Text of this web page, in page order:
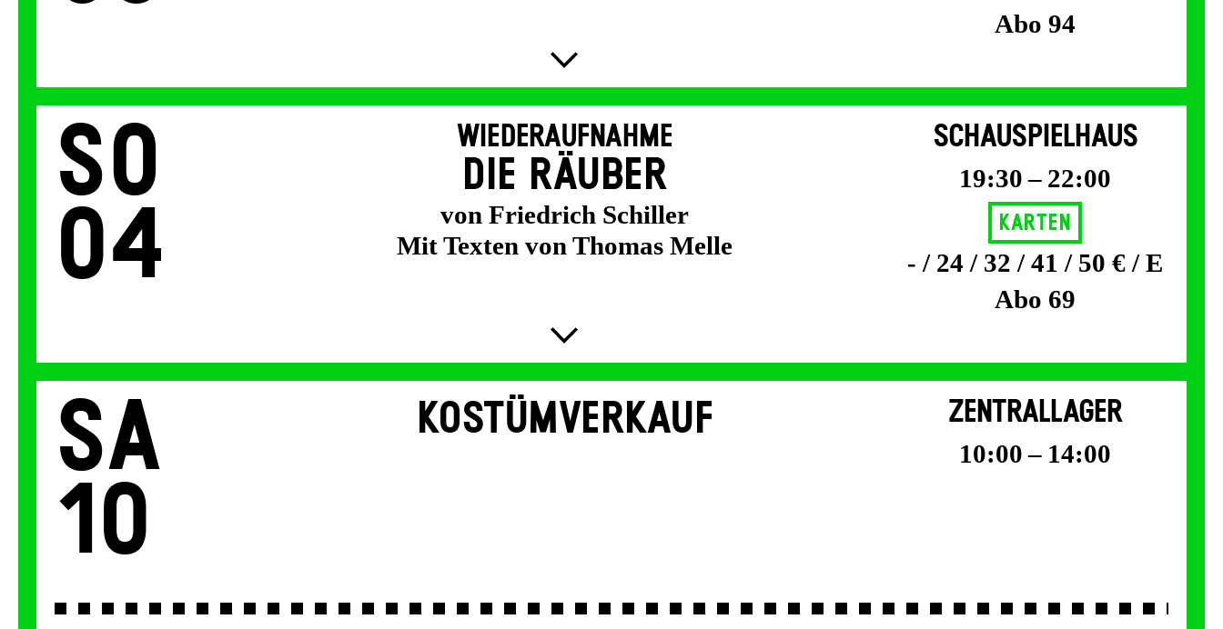
Abo 94
So
04
WIEDERAUFNAHME
DIE RÄUBER
von Friedrich Schiller
Mit Texten von Thomas Melle
SCHAUSPIELHAUS
19:30 – 22:00
Karten
- / 24 / 32 / 41 / 50 € / E
Abo 69
Sa
10
KOSTÜMVERKAUF ZENTRALLAGER
10:00 – 14:00